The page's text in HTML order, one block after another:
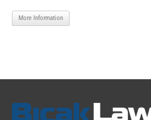
More Information